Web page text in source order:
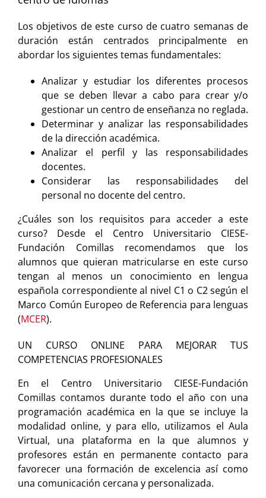
Los objetivos de este curso de cuatro semanas de
duración están centrados principalmente en
abordar los siguientes temas fundamentales:
Analizar y estudiar los diferentes procesos
que se deben llevar a cabo para crear y/o
gestionar un centro de enseñanza no reglada.
Determinar y analizar las responsabilidades
de la dirección académica.
Analizar el perfil y las responsabilidades
docentes.
Considerar las responsabilidades del
personal no docente del centro.
¿Cuáles son los requisitos para acceder a este
curso? Desde el Centro Universitario CIESE-
Fundación Comillas recomendamos que los
alumnos que quieran matricularse en este curso
tengan al menos un conocimiento en lengua
española correspondiente al nivel C1 o C2 según el
Marco Común Europeo de Referencia para lenguas
(MCER).
UN CURSO ONLINE PARA MEJORAR TUS
COMPETENCIAS PROFESIONALES
En el Centro Universitario CIESE-Fundación
Comillas contamos durante todo el año con una
programación académica en la que se incluye la
modalidad online, y para ello, utilizamos el Aula
Virtual, una plataforma en la que alumnos y
profesores están en permanente contacto para
favorecer una formación de excelencia así como
una comunicación cercana y personalizada.